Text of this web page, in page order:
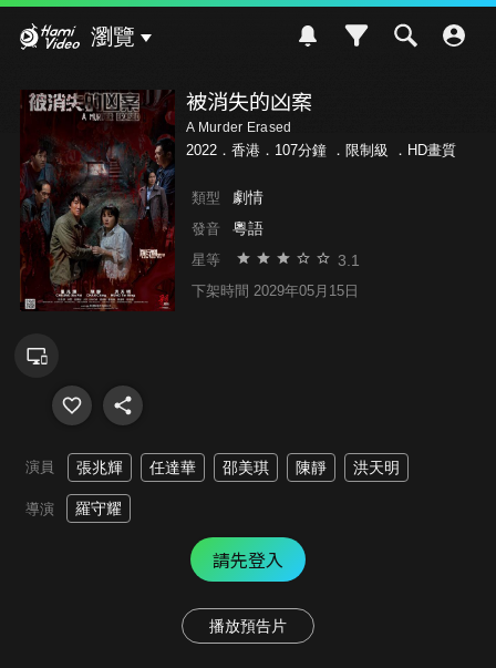
瀏覽
被消失的凶案
A Murder Erased
2022．香港．107分鐘 ． 限制級 ．HD畫質
類型 劇情
發音 粵語
星等 3.1
下架時間 2029年05月15日
演員 張兆輝 任達華 邵美琪 陳靜 洪天明
導演 羅守耀
請先登入
播放預告片